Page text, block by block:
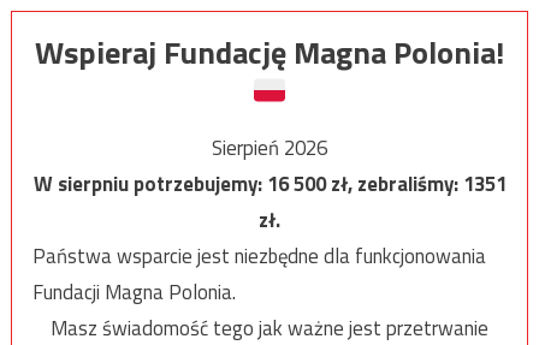
Wspieraj Fundację Magna Polonia!
Sierpień 2026
W sierpniu potrzebujemy:16 500zł, zebraliśmy:1351
zł.
Państwa wsparcie jest niezbędne dla funkcjonowania
Fundacji Magna Polonia.
Masz świadomość tego jak ważne jest przetrwanie